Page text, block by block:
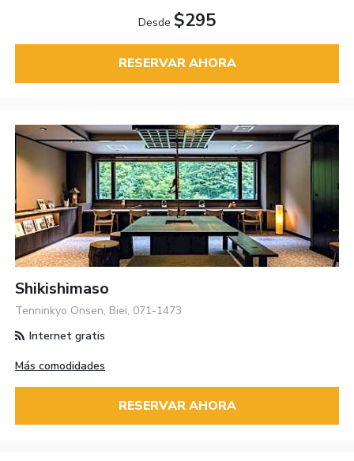
Desde $295
RESERVAR AHORA
Shikishimaso
Tenninkyo Onsen, Biei, 071-1473
Internet gratis
Más comodidades
RESERVAR AHORA